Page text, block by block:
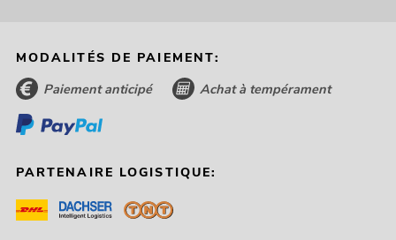
MODALITÉS DE PAIEMENT:
Paiement anticipé Achat à tempérament
PARTENAIRE LOGISTIQUE: